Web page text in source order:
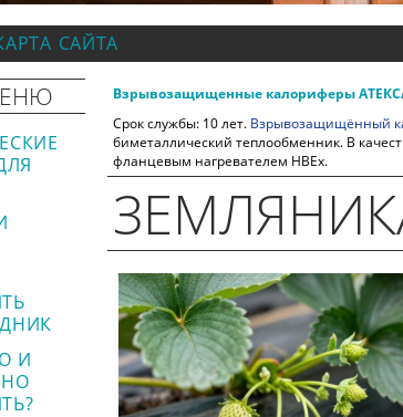
САЙТА
И
Взрывозащищенные калориферы
Срок службы: 10 лет. Взрывозащищённый
биметаллический теплообменник. В
фланцевым нагревателем НВЕх.